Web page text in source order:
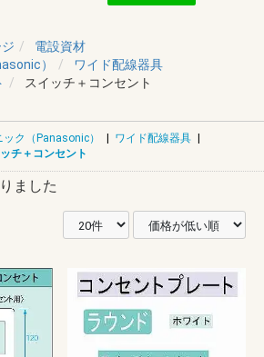
電設資材
）
ワイド配線器具
スイッチ＋コンセント
ク（Panasonic） | ワイド配線器具 |
チ＋コンセント
ました